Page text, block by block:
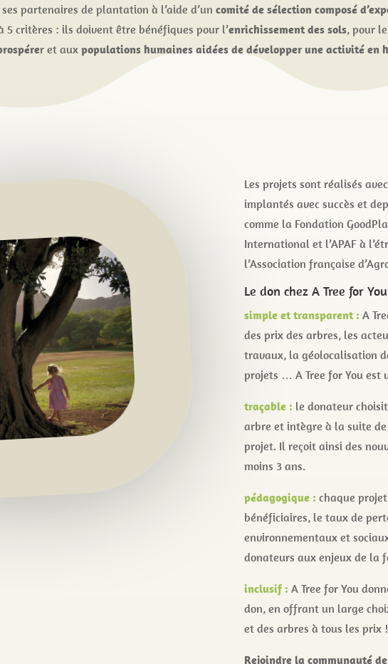
partenaires de plantation à l’aide d’uncomité de sélection composé
5 critères : ils doivent être bénéfiques pour l’enrichissement des sols, pour le
r et auxpopulations humaines aidées de développer une activité en
Les projets sont réalisés avec
implantés avec succès et
comme la Fondation
International et l’APAF à
l’Association française
Le don chez A Tree for
simple et transparent : A
des prix des arbres, les
travaux, la géolocalisation
projets … A Tree for You est
traçable : le donateur
arbre et intègre à la suite
projet. Il reçoit ainsi des
moins 3 ans.
pédagogique : chaque
bénéficiaires, le taux de
environnementaux et
donateurs aux enjeux de la
inclusif : A Tree for You
don, en offrant un large
et des arbres à tous les prix !
Rejoindre la communauté